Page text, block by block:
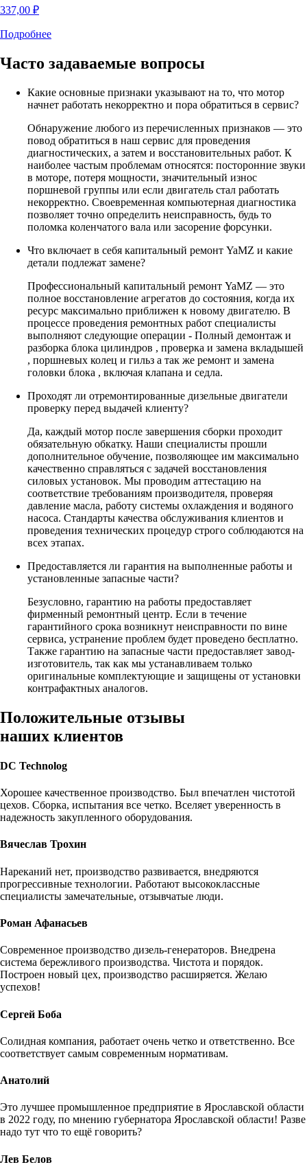
337,00 ₽
Подробнее
Часто задаваемые вопросы
Какие основные признаки указывают на то, что мотор
начнет работать некорректно и пора обратиться в сервис?
Обнаружение любого из перечисленных признаков — это
повод обратиться в наш сервис для проведения
диагностических, а затем и восстановительных работ. К
наиболее частым проблемам относятся: посторонние звуки
в моторе, потеря мощности, значительный износ
поршневой группы или если двигатель стал работать
некорректно. Своевременная компьютерная диагностика
позволяет точно определить неисправность, будь то
поломка коленчатого вала или засорение форсунки.
Что включает в себя капитальный ремонт YaMZ и какие
детали подлежат замене?
Профессиональный капитальный ремонт YaMZ — это
полное восстановление агрегатов до состояния, когда их
ресурс максимально приближен к новому двигателю. В
процессе проведения ремонтных работ специалисты
выполняют следующие операции - Полный демонтаж и
разборка блока цилиндров , проверка и замена вкладышей
, поршневых колец и гильз а так же ремонт и замена
головки блока , включая клапана и седла.
Проходят ли отремонтированные дизельные двигатели
проверку перед выдачей клиенту?
Да, каждый мотор после завершения сборки проходит
обязательную обкатку. Наши специалисты прошли
дополнительное обучение, позволяющее им максимально
качественно справляться с задачей восстановления
силовых установок. Мы проводим аттестацию на
соответствие требованиям производителя, проверяя
давление масла, работу системы охлаждения и водяного
насоса. Стандарты качества обслуживания клиентов и
проведения технических процедур строго соблюдаются на
всех этапах.
Предоставляется ли гарантия на выполненные работы и
установленные запасные части?
Безусловно, гарантию на работы предоставляет
фирменный ремонтный центр. Если в течение
гарантийного срока возникнут неисправности по вине
сервиса, устранение проблем будет проведено бесплатно.
Также гарантию на запасные части предоставляет завод-
изготовитель, так как мы устанавливаем только
оригинальные комплектующие и защищены от установки
контрафактных аналогов.
Положительные отзывы
наших клиентов
DC Technolog
Хорошее качественное производство. Был впечатлен чистотой
цехов. Сборка, испытания все четко. Вселяет уверенность в
надежность закупленного оборудования.
Вячеслав Трохин
Нареканий нет, производство развивается, внедряются
прогрессивные технологии. Работают высококлассные
специалисты замечательные, отзывчатые люди.
Роман Афанасьев
Современное производство дизель-генераторов. Внедрена
система бережливого производства. Чистота и порядок.
Построен новый цех, производство расширяется. Желаю
успехов!
Сергей Боба
Солидная компания, работает очень четко и ответственно. Все
соответствует самым современным нормативам.
Анатолий
Это лучшее промышленное предприятие в Ярославской области
в 2022 году, по мнению губернатора Ярославской области! Разве
надо тут что то ещё говорить?
Лев Белов